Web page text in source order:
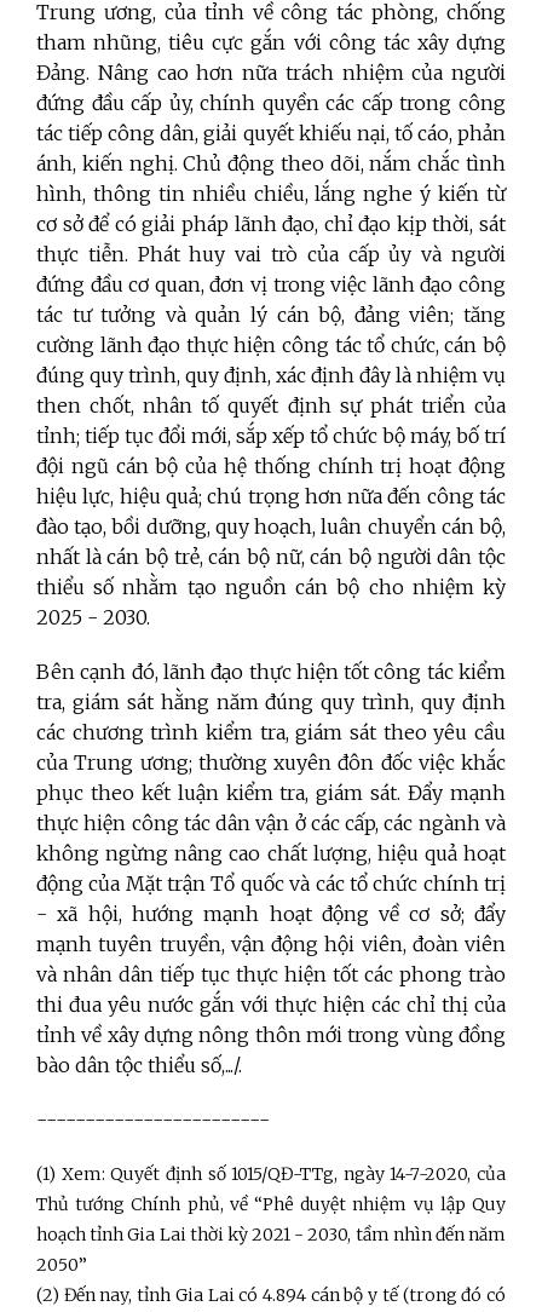
Trung ương, của tỉnh về công tác phòng, chống
tham nhũng, tiêu cực gắn với công tác xây dựng
Đảng. Nâng cao hơn nữa trách nhiệm của người
đứng đầu cấp ủy, chính quyền các cấp trong công
tác tiếp công dân, giải quyết khiếu nại, tố cáo, phản
ánh, kiến nghị. Chủ động theo dõi, nắm chắc tình
hình, thông tin nhiều chiều, lắng nghe ý kiến từ
cơ sở để có giải pháp lãnh đạo, chỉ đạo kịp thời, sát
thực tiễn. Phát huy vai trò của cấp ủy và người
đứng đầu cơ quan, đơn vị trong việc lãnh đạo công
tác tư tưởng và quản lý cán bộ, đảng viên; tăng
cường lãnh đạo thực hiện công tác tổ chức, cán bộ
đúng quy trình, quy định, xác định đây là nhiệm vụ
then chốt, nhân tố quyết định sự phát triển của
tỉnh; tiếp tục đổi mới, sắp xếp tổ chức bộ máy, bố trí
đội ngũ cán bộ của hệ thống chính trị hoạt động
hiệu lực, hiệu quả; chú trọng hơn nữa đến công tác
đào tạo, bồi dưỡng, quy hoạch, luân chuyển cán bộ,
nhất là cán bộ trẻ, cán bộ nữ, cán bộ người dân tộc
thiểu số nhằm tạo nguồn cán bộ cho nhiệm kỳ
2025 - 2030.
Bên cạnh đó, lãnh đạo thực hiện tốt công tác kiểm
tra, giám sát hằng năm đúng quy trình, quy định
các chương trình kiểm tra, giám sát theo yêu cầu
của Trung ương; thường xuyên đôn đốc việc khắc
phục theo kết luận kiểm tra, giám sát. Đẩy mạnh
thực hiện công tác dân vận ở các cấp, các ngành và
không ngừng nâng cao chất lượng, hiệu quả hoạt
động của Mặt trận Tổ quốc và các tổ chức chính trị
- xã hội, hướng mạnh hoạt động về cơ sở; đẩy
mạnh tuyên truyền, vận động hội viên, đoàn viên
và nhân dân tiếp tục thực hiện tốt các phong trào
thi đua yêu nước gắn với thực hiện các chỉ thị của
tỉnh về xây dựng nông thôn mới trong vùng đồng
bào dân tộc thiểu số,.../.
------------------------
(1) Xem: Quyết định số 1015/QĐ-TTg, ngày 14-7-2020, của
Thủ tướng Chính phủ, về “Phê duyệt nhiệm vụ lập Quy
hoạch tỉnh Gia Lai thời kỳ 2021 - 2030, tầm nhìn đến năm
2050”
(2) Đến nay, tỉnh Gia Lai có 4.894 cán bộ y tế (trong đó có